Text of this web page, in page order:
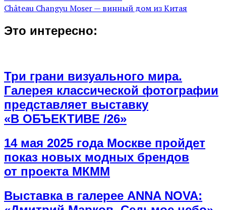
Château Changyu Moser — винный дом из Китая
Это интересно:
Три грани визуального мира.
Галерея классической фотографии
представляет выставку
«В ОБЪЕКТИВЕ /26»
14 мая 2025 года Москве пройдет
показ новых модных брендов
от проекта МКММ
Выставка в галерее ANNA NOVA: